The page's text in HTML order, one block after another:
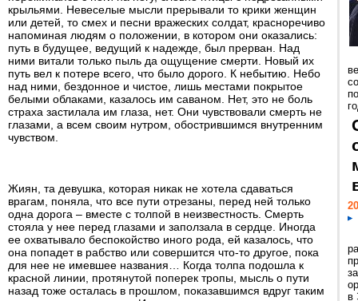
крыльями. Невеселые мысли прерывали то крики женщин
или детей, то смех и песни вражеских солдат, красноречиво
напоминая людям о положении, в котором они оказались:
путь в будущее, ведущий к надежде, был прерван. Над
ними витали только пыль да ощущение смерти. Новый их
путь вел к потере всего, что было дорого. К небытию. Небо
над ними, бездонное и чистое, лишь местами покрытое
белыми облаками, казалось им саваном. Нет, это не боль
страха застилала им глаза, нет. Они чувствовали смерть не
глазами, а всем своим нутром, обострившимся внутренним
чувством.
Жиян, та девушка, которая никак не хотела сдаваться
врагам, поняла, что все пути отрезаны, перед ней только
одна дорога – вместе с толпой в неизвестность. Смерть
стояла у нее перед глазами и заползала в сердце. Иногда
ее охватывало беспокойство иного рода, ей казалось, что
она попадет в рабство или совершится что-то другое, пока
для нее не имевшее названия… Когда толпа подошла к
красной линии, протянутой поперек тропы, мысль о пути
назад тоже осталась в прошлом, показавшимся вдруг таким
в